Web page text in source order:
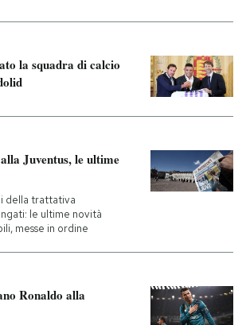
la squadra di calcio
Juventus, le ultime
della trattativa
le ultime novità
messe in ordine
Ronaldo alla